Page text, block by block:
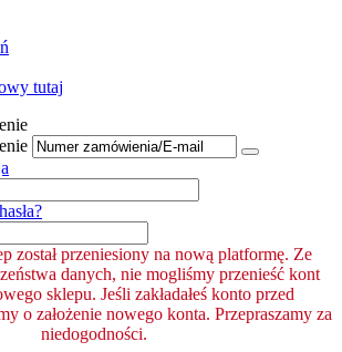
tutaj
został przeniesiony na nową platformę. Ze
danych, nie mogliśmy przenieść kont
sklepu. Jeśli zakładałeś konto przed
o założenie nowego konta. Przepraszamy za
niedogodności.